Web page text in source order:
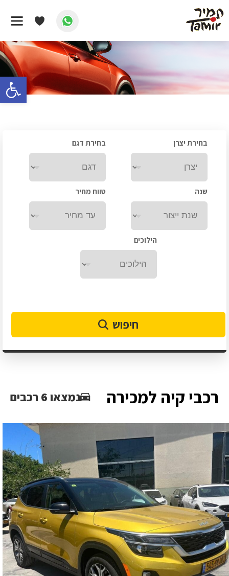
בחירת יצרן בחירת דגם
שנה טווח מחיר
הילוכים
חיפוש
רכבי קיה למכירה נמצאו 6 רכבים